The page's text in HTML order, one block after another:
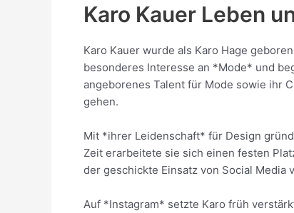
Karo Kauer Leben
Karo Kauer wurde als Karo Hage
besonderes Interesse an *Mode* und
angeborenes Talent für Mode sowie ihr
gehen.
Mit *ihrer Leidenschaft* für Design
Zeit erarbeitete sie sich einen festen
der geschickte Einsatz von Social
Auf *Instagram* setzte Karo früh